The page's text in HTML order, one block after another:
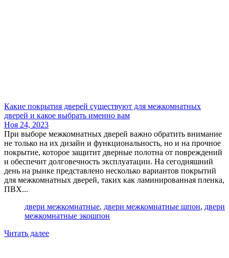
Какие покрытия дверей существуют для межкомнатных
дверей и какое выбрать именно вам
Ноя 24, 2023
При выборе межкомнатных дверей важно обратить внимание
не только на их дизайн и функциональность, но и на прочное
покрытие, которое защитит дверные полотна от повреждений
и обеспечит долговечность эксплуатации. На сегодняшний
день на рынке представлено несколько вариантов покрытий
для межкомнатных дверей, таких как ламинированная пленка,
ПВХ...
двери межкомнатные, двери межкомнатные шпон, двери
межкомнатные экошпон
Читать далее